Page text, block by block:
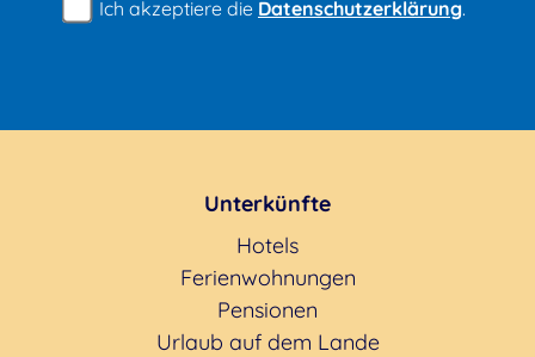
Ich akzeptiere die Datenschutzerklärung.
Unterkünfte
Hotels
Ferienwohnungen
Pensionen
Urlaub auf dem Lande